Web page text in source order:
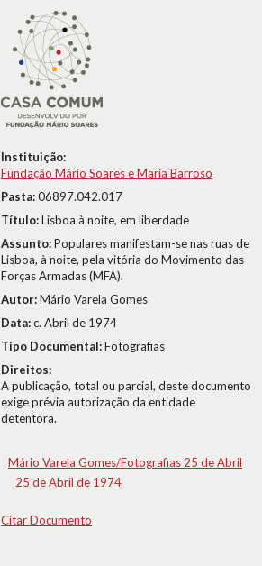
Instituição:
Fundação Mário Soares e Maria Barroso
Pasta:06897.042.017
Título:Lisboa à noite, em liberdade
Assunto:Populares manifestam-se nas ruas de
Lisboa, à noite, pela vitória do Movimento das
Forças Armadas (MFA).
Autor:Mário Varela Gomes
Data:c. Abril de 1974
Tipo Documental:Fotografias
Direitos:
A publicação, total ou parcial, deste documento
exige prévia autorização da entidade
detentora.
Mário Varela Gomes/Fotografias 25 de Abril
25 de Abril de 1974
Citar Documento